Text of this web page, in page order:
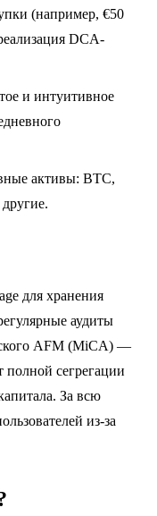
(например, €50
DCA-
и интуитивное
активы: BTC,
для хранения
аудиты
AFM (MiCA) —
полной сегрегации
За всю
из-за